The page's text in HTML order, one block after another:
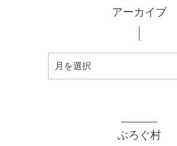
アーカイブ
ぶろぐ村